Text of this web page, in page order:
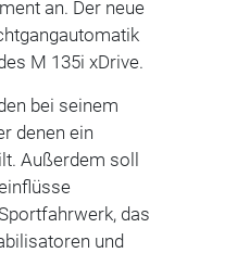
an. Der neue
M 135i xDrive.
bei seinem
denen ein
Außerdem soll
das
und